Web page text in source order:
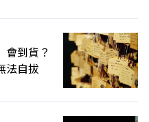
會到貨？
法自拔